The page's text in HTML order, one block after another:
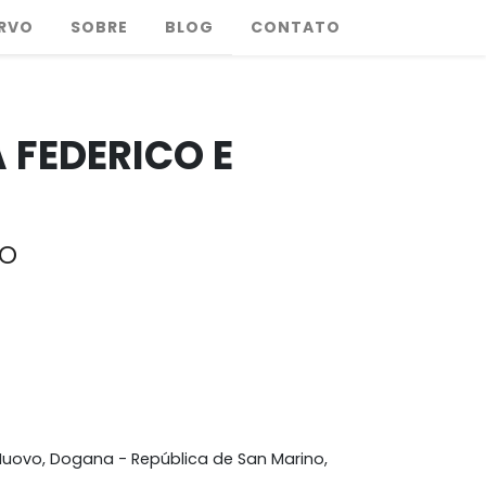
SOBRE BLOG CONTATO
E
Dogana - República de San Marino,